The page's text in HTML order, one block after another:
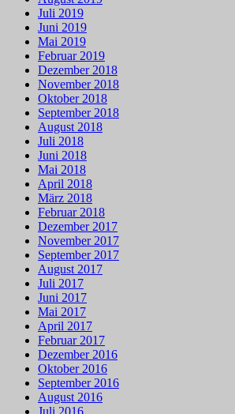
Juli 2019
Juni 2019
Mai 2019
Februar 2019
Dezember 2018
November 2018
Oktober 2018
September 2018
August 2018
Juli 2018
Juni 2018
Mai 2018
April 2018
März 2018
Februar 2018
Dezember 2017
November 2017
September 2017
August 2017
Juli 2017
Juni 2017
Mai 2017
April 2017
Februar 2017
Dezember 2016
Oktober 2016
September 2016
August 2016